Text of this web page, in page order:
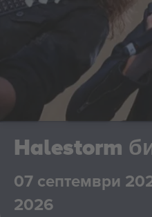
Halestorm
07 септември
2026